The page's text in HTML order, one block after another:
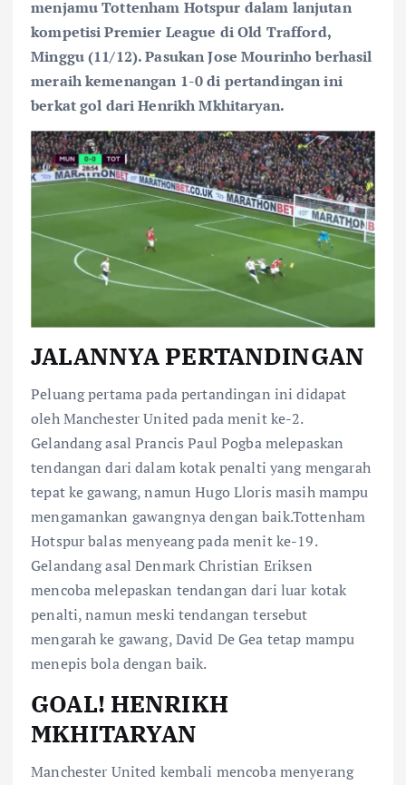
menjamu Tottenham Hotspur dalam lanjutan
kompetisi Premier League di Old Trafford,
Minggu (11/12). Pasukan Jose Mourinho berhasil
meraih kemenangan 1-0 di pertandingan ini
berkat gol dari Henrikh Mkhitaryan.
JALANNYA PERTANDINGAN
Peluang pertama pada pertandingan ini didapat
oleh Manchester United pada menit ke-2.
Gelandang asal Prancis Paul Pogba melepaskan
tendangan dari dalam kotak penalti yang mengarah
tepat ke gawang, namun Hugo Lloris masih mampu
mengamankan gawangnya dengan baik.Tottenham
Hotspur balas menyeang pada menit ke-19.
Gelandang asal Denmark Christian Eriksen
mencoba melepaskan tendangan dari luar kotak
penalti, namun meski tendangan tersebut
mengarah ke gawang, David De Gea tetap mampu
menepis bola dengan baik.
GOAL! HENRIKH
MKHITARYAN
Manchester United kembali mencoba menyerang